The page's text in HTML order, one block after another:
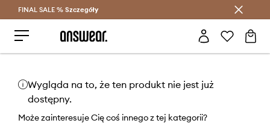
Oszczędzaj z Answear Club >
FINAL SALE % Szczegóły
Wygląda na to, że ten produkt nie jest już
dostępny.
Może zainteresuje Cię coś innego z tej kategorii?